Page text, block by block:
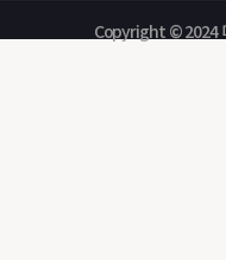
Copyright © 2024